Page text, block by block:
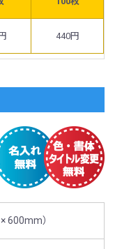
440円
600mm）